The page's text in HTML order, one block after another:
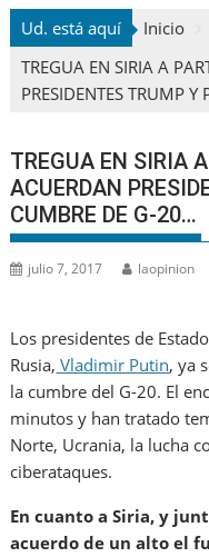
Ud. está aquí Inicio
TREGUA EN SIRIA A
PRESIDENTES TRUMP
TREGUA EN SIRIA
ACUERDAN
CUMBRE DE G-20…
julio 7, 2017 laopinion
Los presidentes de
Rusia, Vladimir Putin, ya
la cumbre del G-20. El
minutos y han tratado
Norte, Ucrania, la lucha
ciberataques.
En cuanto a Siria, y
acuerdo de un alto el